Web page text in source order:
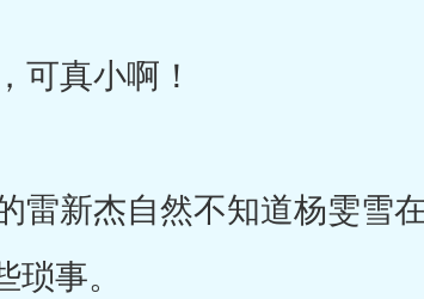
真小啊！
雷新杰自然不知道杨雯雪
事。